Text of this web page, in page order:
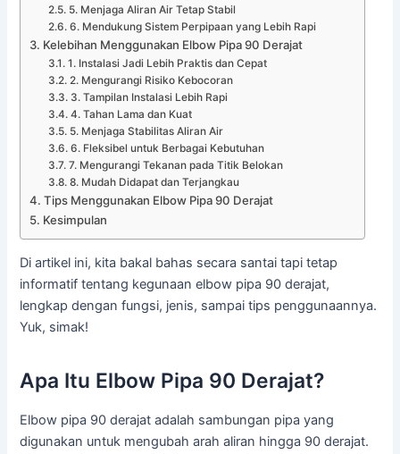
5. Menjaga Aliran Air Tetap Stabil
6. Mendukung Sistem Perpipaan yang Lebih Rapi
Kelebihan Menggunakan Elbow Pipa 90 Derajat
1. Instalasi Jadi Lebih Praktis dan Cepat
2. Mengurangi Risiko Kebocoran
3. Tampilan Instalasi Lebih Rapi
4. Tahan Lama dan Kuat
5. Menjaga Stabilitas Aliran Air
6. Fleksibel untuk Berbagai Kebutuhan
7. Mengurangi Tekanan pada Titik Belokan
8. Mudah Didapat dan Terjangkau
Tips Menggunakan Elbow Pipa 90 Derajat
Kesimpulan
Di artikel ini, kita bakal bahas secara santai tapi tetap
informatif tentang kegunaan elbow pipa 90 derajat,
lengkap dengan fungsi, jenis, sampai tips penggunaannya.
Yuk, simak!
Apa Itu Elbow Pipa 90 Derajat?
Elbow pipa 90 derajat adalah sambungan pipa yang
digunakan untuk mengubah arah aliran hingga 90 derajat.